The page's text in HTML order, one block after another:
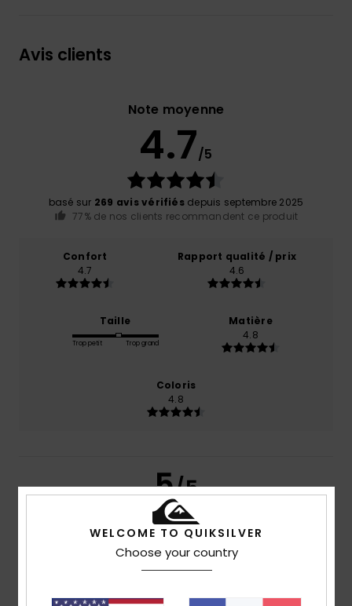
Avis clients
Note moyenne
4.7/5
basé sur 269 avis vérifiésdepuis septembre 2025
77% de nos clients recommandent ce produit
Confort
4.7
Rapport qualité / prix
4.6
Taille
Trop petit Trop grand
Matière
4.8
Coloris
4.8
5/5
Coloris: 5/5
WELCOME TO QUIKSILVER
Choose your country